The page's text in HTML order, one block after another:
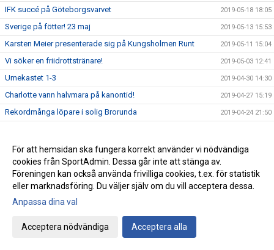
IFK succé på Göteborgsvarvet 2019-05-18 18:05
Sverige på fötter! 23 maj 2019-05-13 15:53
Karsten Meier presenterade sig på Kungsholmen Runt 2019-05-11 15:04
Vi söker en friidrottstränare! 2019-05-03 12:41
Umekastet 1-3 2019-04-30 14:30
Charlotte vann halvmara på kanontid! 2019-04-27 15:19
Rekordmånga löpare i solig Brorunda 2019-04-24 21:50
Prova ut och beställ klubbkläder v.18 2019-04-24 08:10
Kurs för dig som är eller vill bli ledare i våra barngrupper 2019-04-22 10:25
Rekordfart på Löparnas Kväll 2019-03-21 21:42
Träning för att bli en snabbare löpare, del 2
Resultat Björkspelen inomhus 2019
Inför Björkspelen lördag 16 mars
För att hemsidan ska fungera korrekt använder vi nödvändiga
cookies från SportAdmin. Dessa går inte att stänga av.
Föreningen kan också använda frivilliga cookies, t.ex. för statistik
eller marknadsföring. Du väljer själv om du vill acceptera dessa.
Anpassa dina val
Acceptera nödvändiga Acceptera alla